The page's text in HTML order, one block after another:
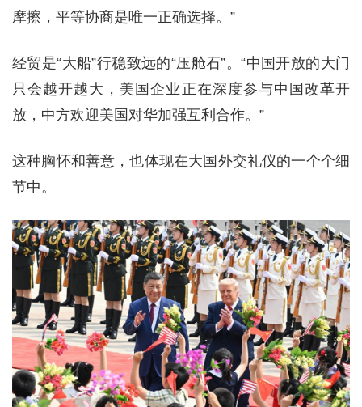
摩擦，平等协商是唯一正确选择。”
经贸是“大船”行稳致远的“压舱石”。“中国开放的大门
只会越开越大，美国企业正在深度参与中国改革开
放，中方欢迎美国对华加强互利合作。”
这种胸怀和善意，也体现在大国外交礼仪的一个个细
节中。